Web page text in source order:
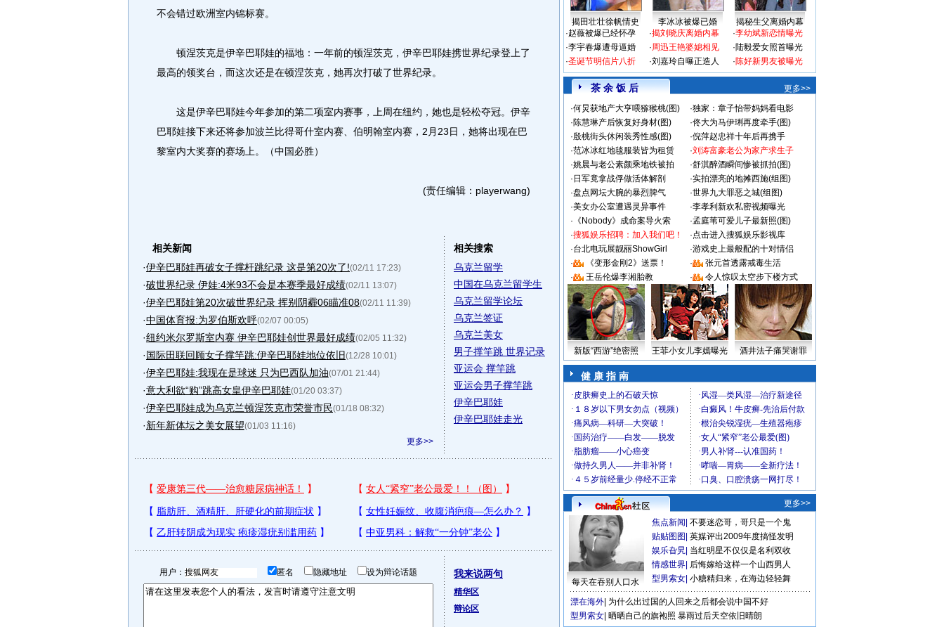
不会错过欧洲室内锦标赛。
顿涅茨克是伊辛巴耶娃的福地：一年前的顿涅茨克，伊辛巴耶娃携世界纪录登上了
最高的领奖台，而这次还是在顿涅茨克，她再次打破了世界纪录。
这是伊辛巴耶娃今年参加的第二项室内赛事，上周在纽约，她也是轻松夺冠。伊辛
巴耶娃接下来还将参加波兰比得哥什室内赛、伯明翰室内赛，2月23日，她将出现在巴
黎室内大奖赛的赛场上。（中国必胜）
(责任编辑：playerwang)
相关新闻
·伊辛巴耶娃再破女子撑杆跳纪录 这是第20次了!(02/11 17:23)
·破世界纪录 伊娃:4米93不会是本赛季最好成绩(02/11 13:07)
·伊辛巴耶娃第20次破世界纪录 挥别阴霾06瞄准08(02/11 11:39)
·中国体育报:为罗伯斯欢呼(02/07 00:05)
·纽约米尔罗斯室内赛 伊辛巴耶娃创世界最好成绩(02/05 11:32)
·国际田联回顾女子撑竿跳:伊辛巴耶娃地位依旧(12/28 10:01)
·伊辛巴耶娃:我现在是球迷 只为巴西队加油(07/01 21:44)
·意大利欲“购”跳高女皇伊辛巴耶娃(01/20 03:37)
·伊辛巴耶娃成为乌克兰顿涅茨克市荣誉市民(01/18 08:32)
·新年新体坛之美女展望(01/03 11:16)
更多>>
相关搜索
乌克兰留学
中国在乌克兰留学生
乌克兰留学论坛
乌克兰签证
乌克兰美女
男子撑竿跳 世界记录
亚运会 撑竿跳
亚运会男子撑竿跳
伊辛巴耶娃
伊辛巴耶娃走光
用户： 匿名 隐藏地址 设为辩论话题 我来说两句
精华区
辩论区
揭田壮壮徐帆情史 李冰冰被爆已婚
揭秘生父离婚内幕
·赵薇被爆已经怀孕
·李宇春爆遭母逼婚
·圣诞节明信片八折
·揭刘晓庆离婚内幕
·周迅王艳婆媳相见
·刘嘉玲自曝正造人
·李幼斌新恋情曝光
·陆毅爱女照首曝光
·陈好新男友被曝光
茶 余 饭 后
更多>>
·何炅获地产大亨喂猕猴桃(图) ·独家：章子怡带妈妈看电影
·陈慧琳产后恢复好身材(图) ·佟大为马伊琍再度牵手(图)
·殷桃街头休闲装秀性感(图) ·倪萍赵忠祥十年后再携手
·范冰冰红地毯服装皆为租赁 ·刘涛富豪老公为家产求生子
·姚晨与老公素颜乘地铁被拍 ·舒淇醉酒瞬间惨被抓拍(图)
· 日军竟拿战俘做活体解剖 ·实拍漂亮的地摊西施(组图)
·盘点网坛大腕的暴烈脾气 ·世界九大罪恶之城(组图)
·美女办公室遭遇灵异事件 ·李孝利新欢私密视频曝光
· 《Nobody》成命案导火索 ·孟庭苇可爱儿子最新照(图)
·搜狐娱乐招聘：加入我们吧！ ·点击进入搜狐娱乐影视库
·台北电玩展靓丽ShowGirl ·游戏史上最般配的十对情侣
·
《变形金刚2》送票！ ·
张元首透露戒毒生活
·
王岳伦爆李湘胎教 · 令人惊叹太空步下楼方式
新版“西游”绝密照 王菲小女儿李嫣曝光 酒井法子痛哭谢罪
健 康 指 南
更多>>
每天在吞别人口水
焦点新闻 不要迷恋哥，哥只是一个鬼
贴贴图图 英媒评出2009年度搞怪发明
娱乐旮旯 当红明星不仅仅是名利双收
情感世界 后悔嫁给这样一个山西男人
型男索女 小糖精归来，在海边轻轻舞
漂在海外 为什么出过国的人回来之后都会说中国不好
型男索女 晒晒自己的旗袍照 暴雨过后天空依旧晴朗